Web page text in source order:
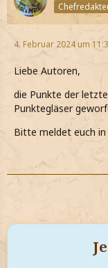
4. Februar 2024 um
Liebe Autoren,
die Punkte der
Punktegläser
Bitte meldet euch